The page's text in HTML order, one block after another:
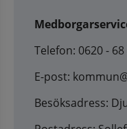
Telefon: 0620 - 68
E-post:
Besöksadress: